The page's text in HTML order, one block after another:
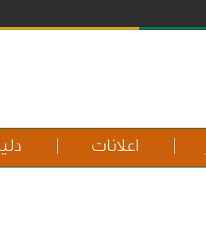
اعلانات